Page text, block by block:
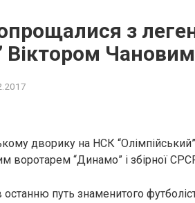
з
Віктором
дворику на НСК
воротарем “Динамо” і збірної
путь знаменитого